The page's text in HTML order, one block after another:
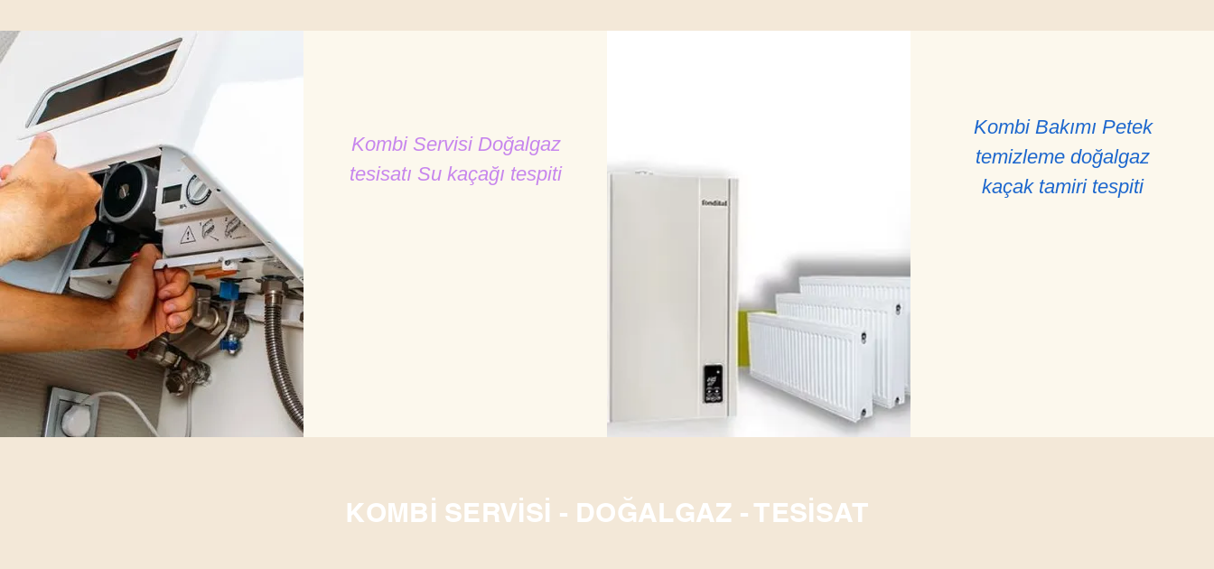
Kombi Servisi Doğalgaz
tesisatı Su kaçağı tespiti
Kombi Bakımı Petek
temizleme doğalgaz
kaçak tamiri tespiti
KOMBİ SERVİSİ - DOĞALGAZ - TESİSAT